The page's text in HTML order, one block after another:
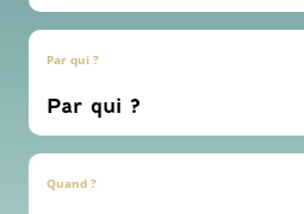
Par qui ?
Quand ?